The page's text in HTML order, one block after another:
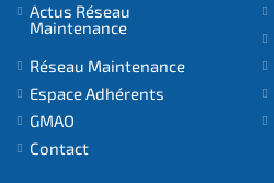
Actus Réseau
Maintenance
Réseau Maintenance
Espace Adhérents
GMAO
Contact